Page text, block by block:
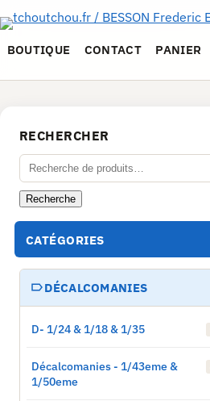
Aller
au
contenu
BOUTIQUE CONTACT PANIER
RECHERCHER
Recherche
pour :
Recherche
CATÉGORIES
DÉCALCOMANIES
D- 1/24 & 1/18 & 1/35
Décalcomanies - 1/43eme &
1/50eme